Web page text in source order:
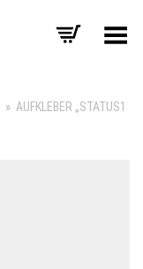
Menü umschalten
» AUFKLEBER „STATUS1